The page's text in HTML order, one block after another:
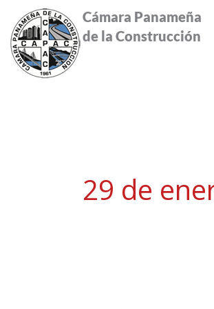
contenido
Cámara Panameña
de la Construcción
29 de